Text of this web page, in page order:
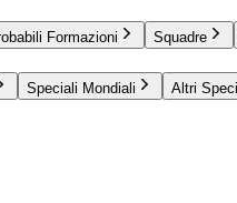
Formazioni Squadre
Speciali Mondiali Altri